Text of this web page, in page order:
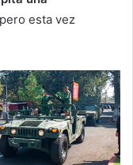
esta vez